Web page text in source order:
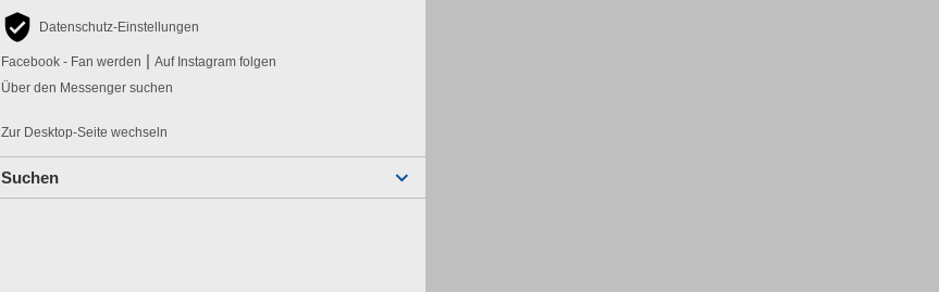
Datenschutz-Einstellungen
Facebook - Fan werden | Auf Instagram folgen
Über den Messenger suchen
Zur Desktop-Seite wechseln
Suchen